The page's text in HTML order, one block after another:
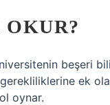
beşeri
ek
oynar.